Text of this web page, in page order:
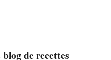
de recettes